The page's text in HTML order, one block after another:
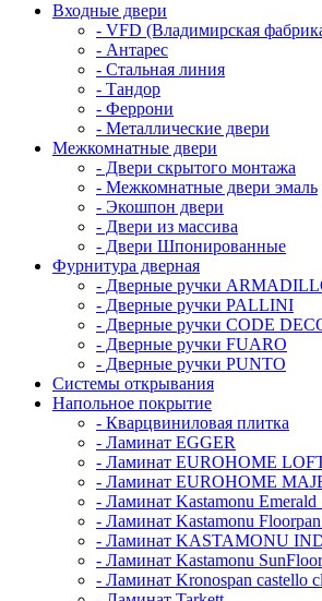
Входные двери
- VFD (Владимирская
- Антарес
- Стальная линия
- Тандор
- Феррони
- Металлические двери
Межкомнатные двери
- Двери скрытого монтажа
- Межкомнатные двери эмаль
- Экошпон двери
- Двери из массива
- Двери Шпонированные
Фурнитура дверная
- Дверные ручки
- Дверные ручки PALLINI
- Дверные ручки CODE
- Дверные ручки FUARO
- Дверные ручки PUNTO
Системы открывания
Напольное покрытие
- Кварцвиниловая плитка
- Ламинат EGGER
- Ламинат EUROHOME
- Ламинат EUROHOME
- Ламинат Kastamonu Emerald
- Ламинат Kastamonu
- Ламинат KASTAMONU
- Ламинат Kastamonu SunFloor
- Ламинат Kronospan castello